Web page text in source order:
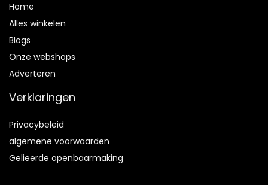
Home
Alles winkelen
Blogs
Onze webshops
Adverteren
Verklaringen
Privacybeleid
algemene voorwaarden
Gelieerde openbaarmaking